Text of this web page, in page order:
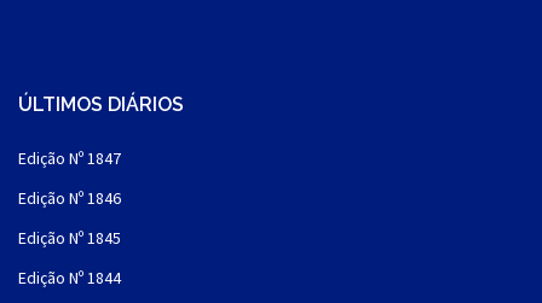
ÚLTIMOS DIÁRIOS
Edição Nº 1847
Edição Nº 1846
Edição Nº 1845
Edição Nº 1844